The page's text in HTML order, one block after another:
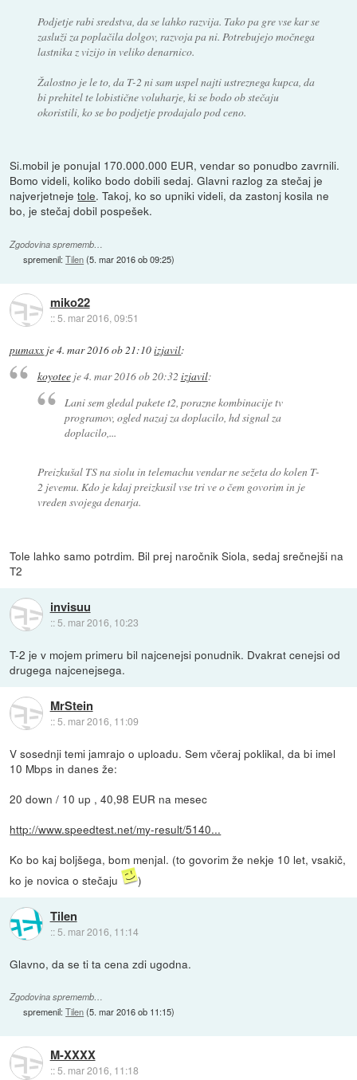
Podjetje rabi sredstva, da se lahko razvija. Tako pa gre vse kar se
zasluži za poplačila dolgov, razvoja pa ni. Potrebujejo močnega
lastnika z vizijo in veliko denarnico.
Žalostno je le to, da T-2 ni sam uspel najti ustreznega kupca, da
bi prehitel te lobistične voluharje, ki se bodo ob stečaju
okoristili, ko se bo podjetje prodajalo pod ceno.
Si.mobil je ponujal 170.000.000 EUR, vendar so ponudbo zavrnili.
Bomo videli, koliko bodo dobili sedaj. Glavni razlog za stečaj je
najverjetnejetole. Takoj, ko so upniki videli, da zastonj kosila ne
bo, je stečaj dobil pospešek.
Zgodovina sprememb…
spremenil:Tilen(5. mar 2016 ob 09:25)
miko22
::5. mar 2016, 09:51
pumaxx je4. mar 2016 ob 21:10izjavil:
koyoteeje4. mar 2016 ob 20:32 izjavil:
Lani sem gledal pakete t2, porazne kombinacije tv
programov, ogled nazaj za doplacilo, hd signal za
doplacilo,...
Preizkušal TS na siolu in telemachu vendar ne sežeta do kolen T-
2 jevemu. Kdo je kdaj preizkusil vse tri ve o čem govorim in je
vreden svojega denarja.
Tole lahko samo potrdim. Bil prej naročnik Siola, sedaj srečnejši na
T2
invisuu
:: 5. mar 2016, 10:23
T-2 je v mojem primeru bil najcenejsi ponudnik. Dvakrat cenejsi od
drugega najcenejsega.
MrStein
::5. mar 2016, 11:09
V sosednji temi jamrajo o uploadu. Sem včeraj poklikal, da bi imel
10 Mbps in danes že:
20 down / 10 up , 40,98 EUR na mesec
http://www.speedtest.net/my-result/5140...
Ko bo kaj boljšega, bom menjal. (to govorim že nekje 10 let, vsakič,
ko je novica o stečaju
)
Tilen
:: 5. mar 2016, 11:14
Glavno, da se ti ta cena zdi ugodna.
Zgodovina sprememb…
spremenil:Tilen(5. mar 2016 ob 11:15)
M-XXXX
::5. mar 2016, 11:18